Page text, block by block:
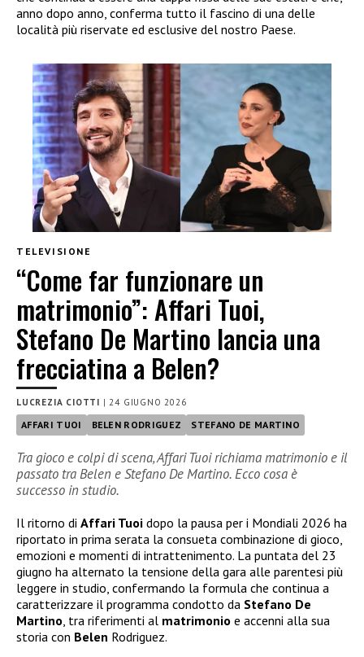
anno dopo anno, conferma tutto il fascino di una delle
località più riservate ed esclusive del nostro Paese.
TELEVISIONE
“Come far funzionare un
matrimonio”: Affari Tuoi,
Stefano De Martino lancia una
frecciatina a Belen?
LUCREZIA CIOTTI | 24 GIUGNO 2026
AFFARI TUOI BELEN RODRIGUEZ STEFANO DE MARTINO
Tra gioco e colpi di scena, Affari Tuoi richiama matrimonio e il
passato tra Belen e Stefano De Martino. Ecco cosa è
successo in studio.
Il ritorno di Affari Tuoi dopo la pausa per i Mondiali 2026 ha
riportato in prima serata la consueta combinazione di gioco,
emozioni e momenti di intrattenimento. La puntata del 23
giugno ha alternato la tensione della gara alle parentesi più
leggere in studio, confermando la formula che continua a
caratterizzare il programma condotto da Stefano De
Martino , tra riferimenti al matrimonio e accenni alla sua
storia con Belen Rodriguez.